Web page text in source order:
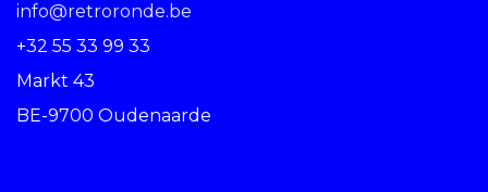
info@retroronde.be
+32 55 33 99 33
Markt 43
BE-9700 Oudenaarde